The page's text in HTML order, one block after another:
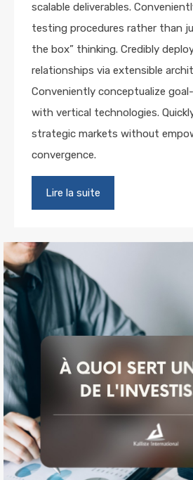
scalable deliverables.
testing procedures rather than
the box” thinking. Credibly
relationships via extensible
Conveniently conceptualize
with vertical technologies.
strategic markets without
convergence.
Lire la suite
Articles récents
Explorez les Opportunités
Locatif Aux États-Unis : Focus sur
l’Ouest de la Floride